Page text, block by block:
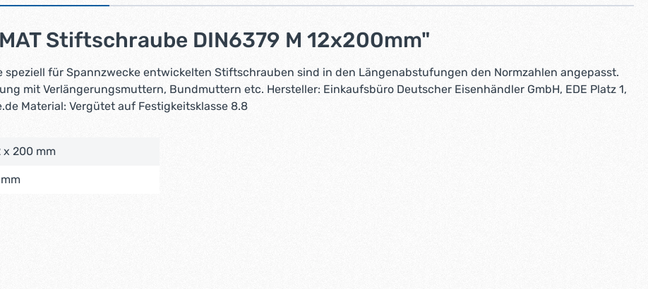
Stiftschraube DIN6379 M 12x200mm"
für Spannzwecke entwickelten Stiftschrauben sind in den Längenabstufungen den Normzahlen angepasst.
mit Verlängerungsmuttern, Bundmuttern etc. Hersteller: Einkaufsbüro Deutscher Eisenhändler GmbH, EDE Platz 1,
Material: Vergütet auf Festigkeitsklasse 8.8
x 200 mm